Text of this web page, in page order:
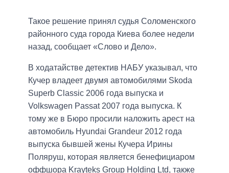
Такое решение принял судья Соломенского
районного суда города Киева более недели
назад, сообщает «Слово и Дело».
В ходатайстве детектив НАБУ указывал, что
Кучер владеет двумя автомобилями Skoda
Superb Classic 2006 года выпуска и
Volkswagen Passat 2007 года выпуска. К
тому же в Бюро просили наложить арест на
автомобиль Hyundai Grandeur 2012 года
выпуска бывшей жены Кучера Ирины
Поляруш, которая является бенефициаром
оффшора Krayteks Group Holding Ltd, также